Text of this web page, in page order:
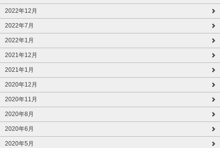
2022年12月
2022年7月
2022年1月
2021年12月
2021年1月
2020年12月
2020年11月
2020年8月
2020年6月
2020年5月